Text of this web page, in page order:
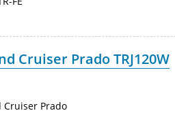
Cruiser Prado TRJ120W
Cruiser Prado